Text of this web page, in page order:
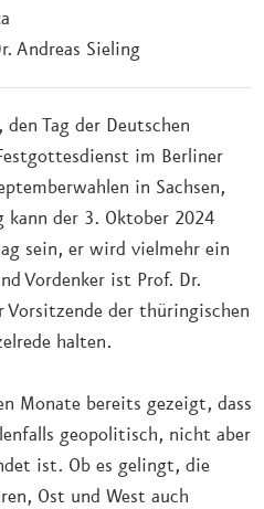
Andreas Sieling
Tag der Deutschen
im Berliner
in Sachsen,
kann der 3. Oktober 2024
sein, er wird vielmehr ein
Vordenker ist Prof. Dr.
Vorsitzende der thüringischen
halten.
Monate bereits gezeigt, dass
geopolitisch, nicht aber
ist. Ob es gelingt, die
Ost und West auch